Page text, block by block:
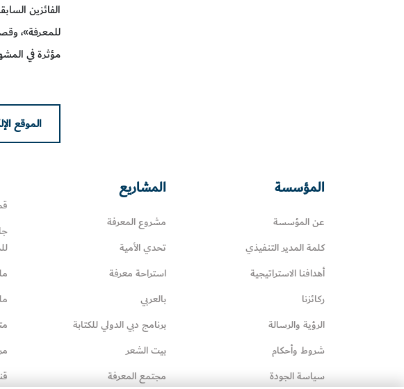
الفائزين
للمعرفة»،
مؤثرة في
الموقع
المؤسسة
عن المؤسسة
كلمة المدير التنفيذي
أهدافنا الاستراتيجية
ركائزنا
الرؤية والرسالة
شروط وأحكام
سياسة الجودة
المشاريع
مشروع المعرفة
تحدي الأمية
استراحة معرفة
بالعربي
برنامج دبي الدولي للكتابة
بيت الشعر
مجتمع المعرفة